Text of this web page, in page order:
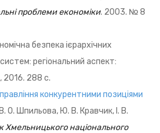
проблеми економіки. 2003. № 8
безпека ієрархічних
регіональний аспект:
2016. 288 с.
конкурентними позиціями
О. Шпильова, Ю. В. Кравчик, І. В.
Хмельницького національного